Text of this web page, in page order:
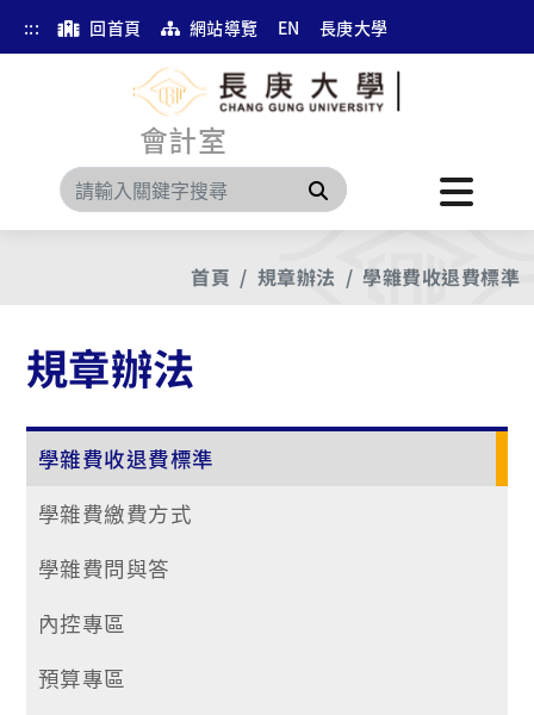
::: 回首頁 網站導覽 EN 長庚大學
會計室
搜尋
首頁 規章辦法 學雜費收退費標準
規章辦法
學雜費收退費標準
學雜費繳費方式
學雜費問與答
內控專區
預算專區